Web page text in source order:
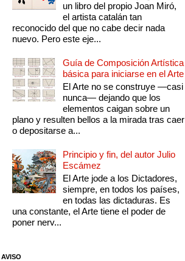
un libro del propio Joan Miró,
el artista catalán tan
reconocido del que no cabe decir nada
nuevo. Pero este eje...
Guía de Composición Artística
básica para iniciarse en el Arte
El Arte no se construye —casi
nunca— dejando que los
elementos caigan sobre un
plano y resulten bellos a la mirada tras caer
o depositarse a...
Principio y fin, del autor Julio
Escámez
El Arte jode a los Dictadores,
siempre, en todos los países,
en todas las dictaduras. Es
una constante, el Arte tiene el poder de
poner nerv...
AVISO